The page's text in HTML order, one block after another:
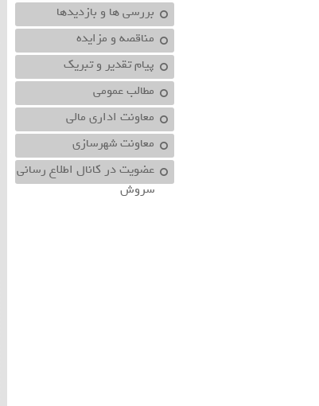
بررسی ها و بازدیدها
مناقصه و مزایده
پیام تقدیر و تبریک
مطالب عمومی
معاونت اداري مالي
معاونت شهرسازي
عضویت در کانال اطلاع رسانی
سروش